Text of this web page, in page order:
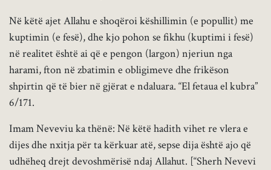
Në këtë ajet Allahu e shoqëroi këshillimin (e popullit) me
kuptimin (e fesë), dhe kjo pohon se fikhu (kuptimi i fesë)
në realitet është ai që e pengon (largon) njeriun nga
harami, fton në zbatimin e obligimeve dhe frikëson
shpirtin që të bier në gjërat e ndaluara. “El fetaua el kubra”
6/171.
Imam Neveviu ka thënë: Në këtë hadith vihet re vlera e
dijes dhe nxitja për ta kërkuar atë, sepse dija është ajo që
udhëheq drejt devoshmërisë ndaj Allahut. [“Sherh Nevevi